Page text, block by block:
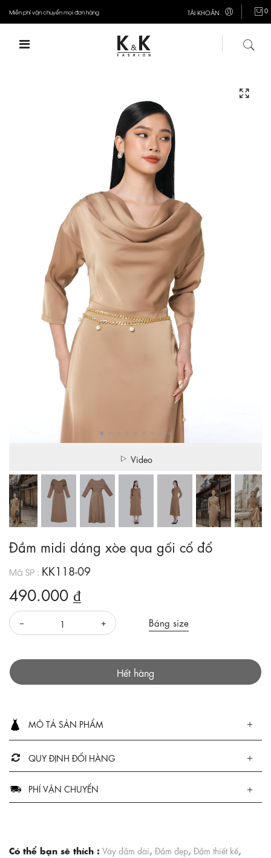
Miễn phí vận chuyển mọi đơn hàng TÀI KHOẢN 0
Video
Đầm midi dáng xòe qua gối cổ đổ
Mã SP : KK118-09
490.000 ₫
Bảng size
Hết hàng
MÔ TẢ SẢN PHẨM
QUY ĐỊNH ĐỔI HÀNG
PHÍ VẬN CHUYỂN
Có thể bạn sẽ thích : Váy đầm dài, Đầm đẹp, Đầm thiết kế,